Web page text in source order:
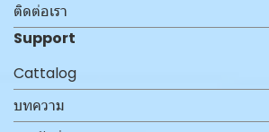
ติดต่อเรา
Support
Cattalog
บทความ